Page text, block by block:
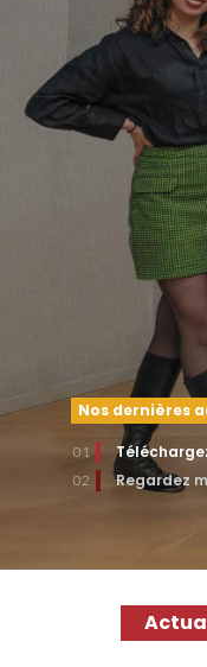
Nos dernières
01
02 Regardez